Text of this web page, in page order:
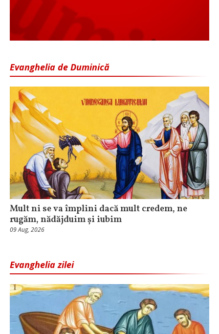
Evanghelia de Duminică
Mult ni se va împlini dacă mult credem, ne
rugăm, nădăjduim și iubim
09 Aug, 2026
Evanghelia zilei